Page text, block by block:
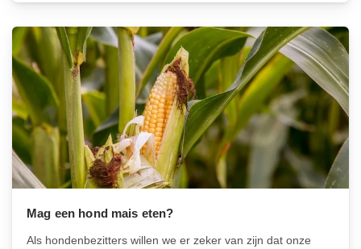
moeten we voorzichtig zijn bij het delen met onze honden.
Eén vraag die...
Mag een hond mais eten?
Als hondenbezitters willen we er zeker van zijn dat onze